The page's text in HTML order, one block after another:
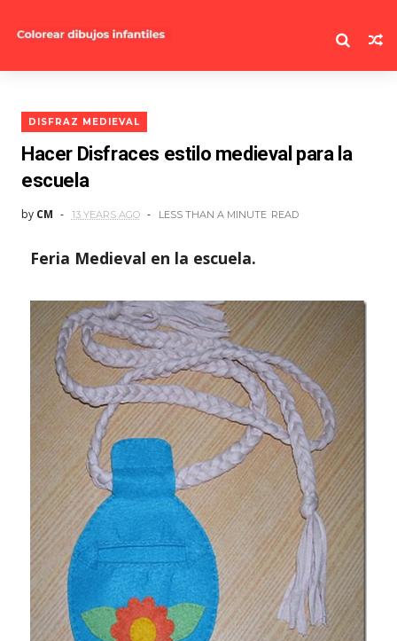
DISFRAZ MEDIEVAL
Hacer Disfraces estilo medieval para la
escuela
by CM 13 YEARS AGO LESS THAN A MINUTE READ
Feria Medieval en la escuela.